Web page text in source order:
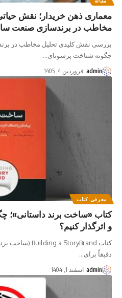
معماری ذهن خریدار؛ نقش
مخاطب در برندسازی صنعت
بررسی نقش کلیدی تحلیل مخاطب در
چگونه شناخت پرسونای…
admin فروردین 4, 1405
معرفی کتاب
کتاب «ساخت برند داستانی»؛
و اثرگذار کنیم؟
دقیقاً برای…
admin اسفند 1, 1404